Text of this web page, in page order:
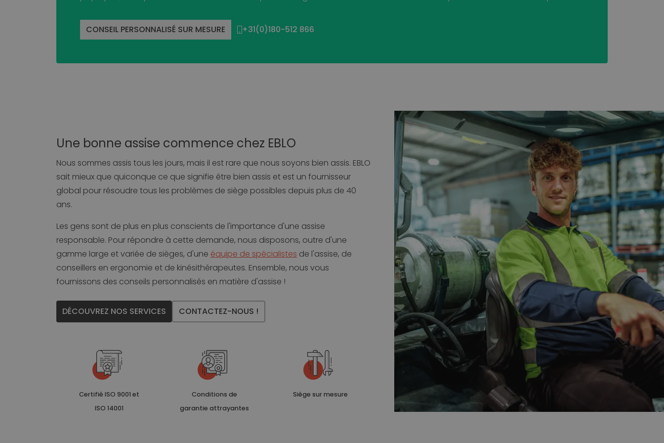
CONSEIL PERSONNALISÉ SUR MESURE +31(0)180-512 866
Une bonne assise commence chez EBLO
Nous sommes assis tous les jours, mais il est rare que nous soyons bien assis. EBLO
sait mieux que quiconque ce que signifie être bien assis et est un fournisseur
global pour résoudre tous les problèmes de siège possibles depuis plus de 40
ans.
Les gens sont de plus en plus conscients de l'importance d'une assise
responsable. Pour répondre à cette demande, nous disposons, outre d'une
gamme large et variée de sièges, d'une équipe de spécialistes de l'assise, de
conseillers en ergonomie et de kinésithérapeutes. Ensemble, nous vous
fournissons des conseils personnalisés en matière d'assise !
DÉCOUVREZ NOS SERVICES CONTACTEZ-NOUS !
Certifié ISO 9001 et
ISO 14001
Conditions de
garantie attrayantes
Siège sur mesure